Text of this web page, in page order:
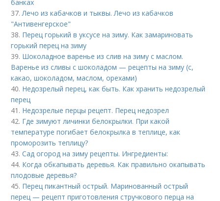
банках
37.Лечо из кабачков и тыквы. Лечо из кабачков
"Антивенгерское"
38. Перец горький в уксусе на зиму. Как замариновать
горький перец на зиму
39. Шоколадное варенье из слив на зиму с маслом.
Варенье из сливы с шоколадом — рецепты на зиму (с,
какао, шоколадом, маслом, орехами)
40. Недозрелый перец, как быть. Как хранить недозрелый
перец
41. Недозрелые перцы рецепт. Перец недозрел
42. Где зимуют личинки белокрылки. При какой
температуре погибает белокрылка в теплице, как
проморозить теплицу?
43.Сад огород на зиму рецепты. Ингредиенты:
44. Когда обкапывать деревья. Как правильно окапывать
плодовые деревья?
45. Перец пикантный острый. Маринованный острый
перец — рецепт приготовления стручкового перца на